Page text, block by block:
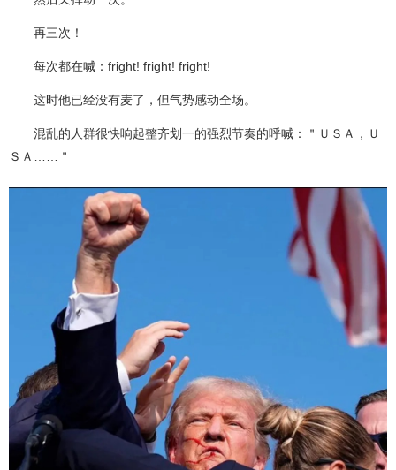
再三次！
每次都在喊：fright! fright! fright!
这时他已经没有麦了，但气势感动全场。
混乱的人群很快响起整齐划一的强烈节奏的呼喊：＂ＵＳＡ，Ｕ
ＳＡ……＂